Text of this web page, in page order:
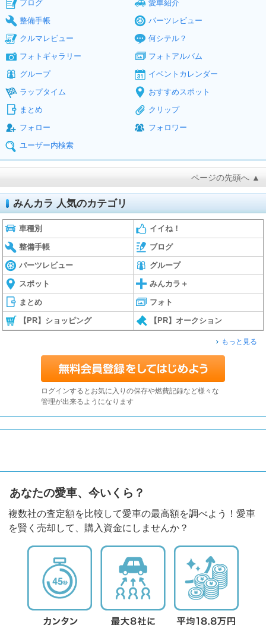
ブログ
愛車紹介
整備手帳
パーツレビュー
クルマレビュー
何シテル？
フォトギャラリー
フォトアルバム
グループ
イベントカレンダー
ラップタイム
おすすめスポット
まとめ
クリップ
フォロー
フォロワー
ユーザー内検索
ページの先頭へ ▲
みんカラ 人気のカテゴリ
車種別 イイね！
整備手帳 ブログ
パーツレビュー グループ
スポット みんカラ＋
まとめ フォト
【PR】ショッピング 【PR】オークション
もっと見る
ログインするとお気に入りの保存や燃費記録など様々な
管理が出来るようになります
あなたの愛車、今いくら？
複数社の査定額を比較して愛車の最高額を調べよう！愛車
を賢く売却して、購入資金にしませんか？